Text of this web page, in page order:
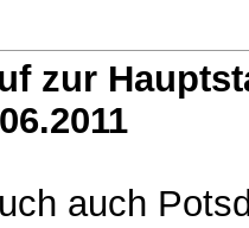
zur
auch